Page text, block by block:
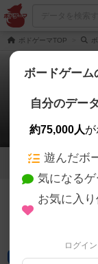
ボドゲーマTOP
1
敦煌ビッグボックス
スが1店登録されてい
ントでログインする
プレイスペース
ボードゲーム
自分のデー
約75,000人
遊んだボ
気になる
お気に入
ログイ